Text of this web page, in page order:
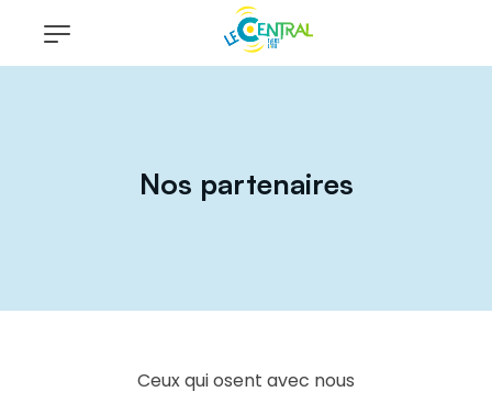
Nos partenaires
Ceux qui osent avec nous